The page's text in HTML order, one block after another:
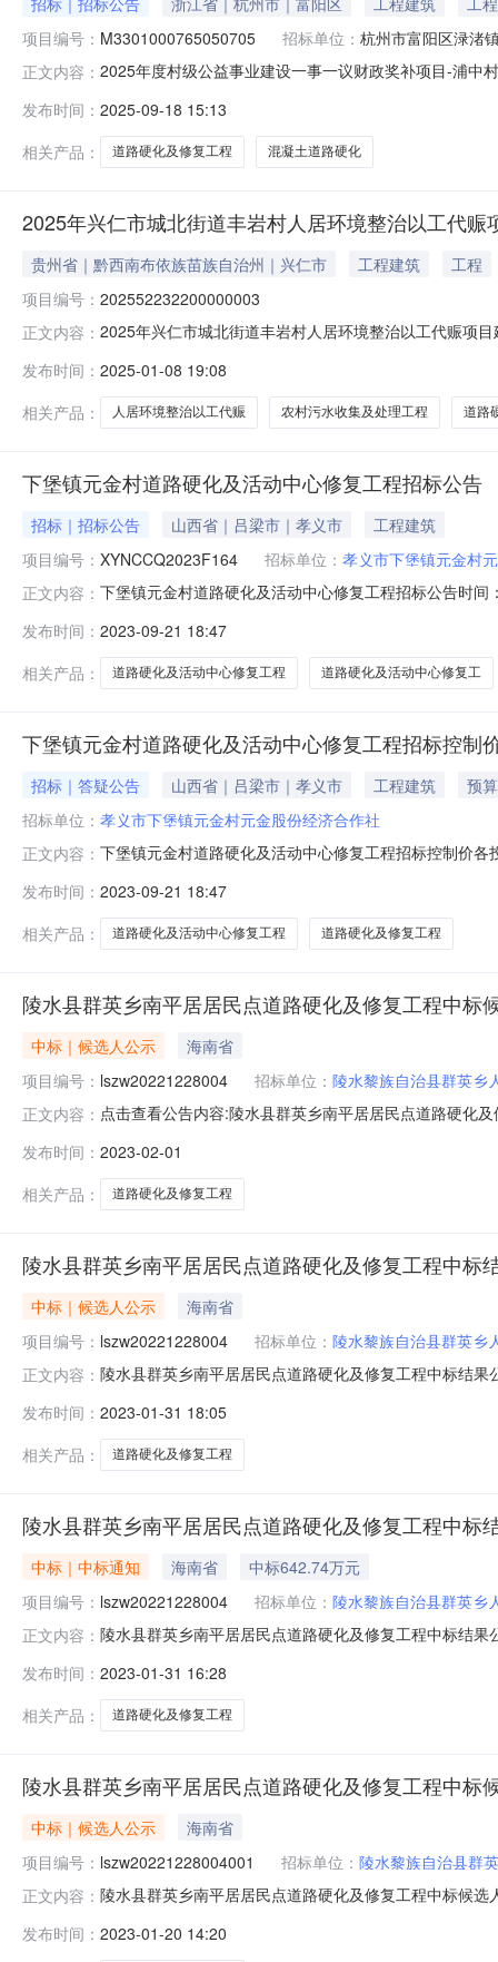
项目编号： M3301000765050705 招标单位： 杭州市富阳区渌渚
正文内容： 2025年度村级公益事业建设一事一议财政奖补项目-浦中
公益事业建设一事一议财政奖补项目-浦中村村内道路硬
发布时间： 2025-09-18 15:13
相关产品：
道路硬化及修复工程 混凝土道路硬化
2025年兴仁市城北街道丰岩村人居环境整治以工代赈
贵州省｜黔西南布依族苗族自治州｜兴仁市 工程建筑
工程
项目编号： 202552232200000003
正文内容： 2025年兴仁市城北街道丰岩村人居环境整治以工代赈项
目投资(万元)556.88环保投资(万元)5拟投入生产运营日
发布时间： 2025-01-08 19:08
相关产品：
人居环境整治以工代赈 农村污水收集及处理工程 道路
下堡镇元金村道路硬化及活动中心修复工程招标公告
招标｜招标公告 山西省｜吕梁市｜孝义市
工程建筑
项目编号： XYNCCQ2023F164 招标单位： 孝义市下堡镇元金村
正文内容： 下堡镇元金村道路硬化及活动中心修复工程招标公告时
动，招标人为孝义市下堡镇元金村元金股份经济合作社
2.1项目名称：孝义市下堡镇
发布时间： 2023-09-21 18:47
相关产品：
道路硬化及活动中心修复工程 道路硬化及活动中心修复工
下堡镇元金村道路硬化及活动中心修复工程招标控制
招标｜答疑公告 山西省｜吕梁市｜孝义市 工程建筑
预
招标单位： 孝义市下堡镇元金村元金股份经济合作社
正文内容： 下堡镇元金村道路硬化及活动中心修复工程招标控制价
（注：超过招标控制价总价的投标报价按废标处理。）
发布时间： 2023-09-21 18:47
相关产品：
道路硬化及活动中心修复工程 道路硬化及修复工程
陵水县群英乡南平居居民点道路硬化及修复工程中标
中标｜候选人公示
海南省
项目编号： lszw20221228004 招标单位： 陵水黎族自治县群英乡
正文内容： 点击查看公告内容:陵水县群英乡南平居居民点道路硬化
lszw20221228004），经评标委员会评审，确定
发布时间： 2023-02-01
相关产品：
道路硬化及修复工程
陵水县群英乡南平居居民点道路硬化及修复工程中标
中标｜候选人公示
海南省
项目编号： lszw20221228004 招标单位： 陵水黎族自治县群英乡
正文内容： 陵水县群英乡南平居居民点道路硬化及修复工程中标结
lszw20221228004），确定lszw20221228004001的中
发布时间： 2023-01-31 18:05
相关产品：
道路硬化及修复工程
陵水县群英乡南平居居民点道路硬化及修复工程中标
中标｜中标通知 海南省
中标642.74万元
项目编号： lszw20221228004 招标单位： 陵水黎族自治县群英乡
正文内容： 陵水县群英乡南平居居民点道路硬化及修复工程中标结
lszw20221228004001陵水县群英乡南平居居民点道路
发布时间： 2023-01-31 16:28
相关产品：
道路硬化及修复工程
陵水县群英乡南平居居民点道路硬化及修复工程中标
中标｜候选人公示
海南省
项目编号： lszw20221228004001 招标单位： 陵水黎族自治县群
正文内容： 陵水县群英乡南平居居民点道路硬化及修复工程中标候
况lszw20221228004001陵水县群英乡南平居居民点道
发布时间： 2023-01-20 14:20